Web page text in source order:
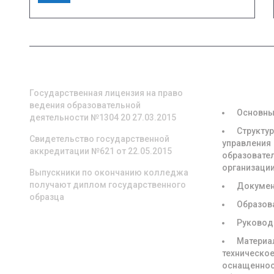
Государственная лицензия на право
ведения образовательной
деятельности №1304 20 27.03.2015
Свидетельство государственной
аккредитации №621 от 22.05.2015
Выпускники по окончанию колледжа
получают диплом государственного
образца
управления